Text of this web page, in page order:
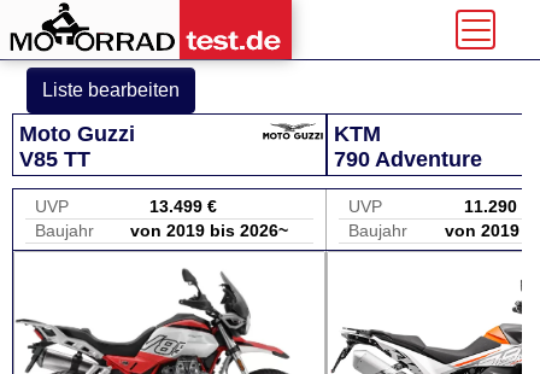
Liste bearbeiten
Moto Guzzi
V85 TT
KTM
790 Adventure
UVP
13.499 €
Baujahr
von 2019 bis 2026~
UVP
11.290 €
Baujahr
von 2019